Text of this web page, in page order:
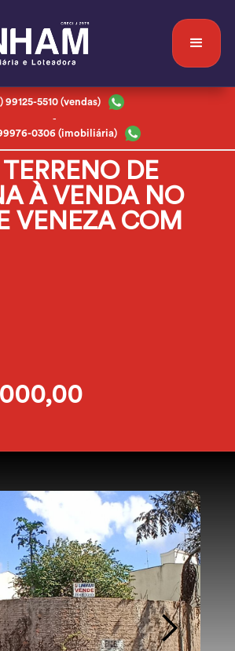
99125-5510 (vendas)
-
0306 (imobiliária)
DE
À VENDA NO
VENEZA COM